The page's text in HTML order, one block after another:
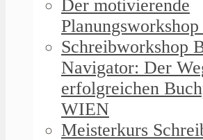
Der motivierende
Schreibworkshop
Navigator: Der
erfolgreichen
WIEN
Meisterkurs